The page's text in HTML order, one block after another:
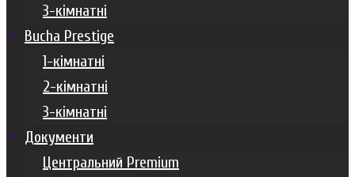
3-кімнатні
Bucha Prestige
1-кімнатні
2-кімнатні
3-кімнатні
Документи
Центральний Premium